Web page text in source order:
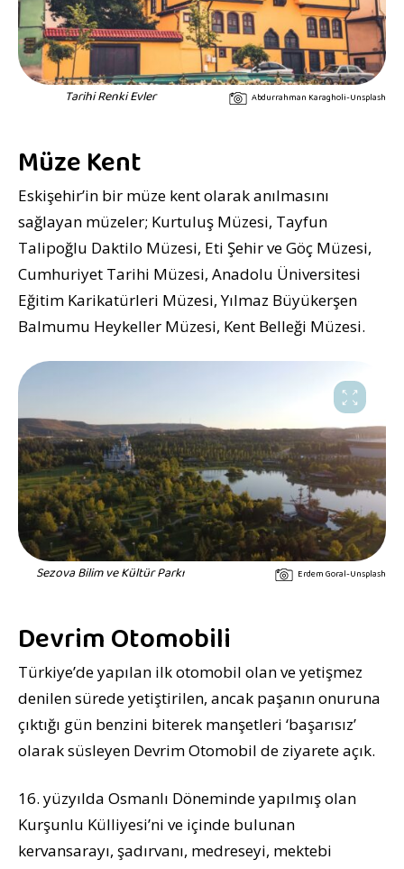
Tarihi Renki Evler Abdurrahman Karagholi-Unsplash
Müze Kent
Eskişehir’in bir müze kent olarak anılmasını
sağlayan müzeler; Kurtuluş Müzesi, Tayfun
Talipoğlu Daktilo Müzesi, Eti Şehir ve Göç Müzesi,
Cumhuriyet Tarihi Müzesi, Anadolu Üniversitesi
Eğitim Karikatürleri Müzesi, Yılmaz Büyükerşen
Balmumu Heykeller Müzesi, Kent Belleği Müzesi.
Sezova Bilim ve Kültür Parkı Erdem Goral-Unsplash
Devrim Otomobili
Türkiye’de yapılan ilk otomobil olan ve yetişmez
denilen sürede yetiştirilen, ancak paşanın onuruna
çıktığı gün benzini biterek manşetleri ‘başarısız’
olarak süsleyen Devrim Otomobil de ziyarete açık.
16. yüzyılda Osmanlı Döneminde yapılmış olan
Kurşunlu Külliyesi’ni ve içinde bulunan
kervansarayı, şadırvanı, medreseyi, mektebi